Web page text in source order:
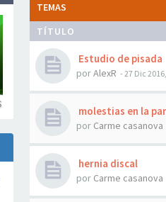
TEMAS
TÍTULO
Estudio de pisada
porAlexR - 27 Dic
molestias en la
por Carme casanova
hernia discal
por Carme casanova